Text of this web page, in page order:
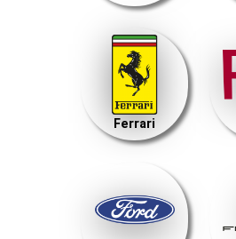
Ferrari